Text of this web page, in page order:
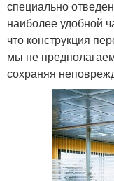
специально
наиболее удобной
что конструкция
мы не
сохраняя